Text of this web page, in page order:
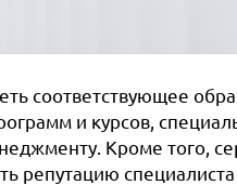
соответствующее
и курсов,
Кроме того,
репутацию